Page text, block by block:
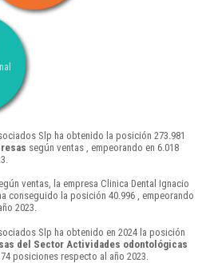
Slp ha obtenido la posición 273.981
según ventas , empeorando en 6.018
ventas, la empresa Clinica Dental Ignacio
conseguido la posición 40.996 , empeorando
2023.
Slp ha obtenido en 2024 la posición
del Sector Actividades odontológicas
posiciones respecto al año 2023.